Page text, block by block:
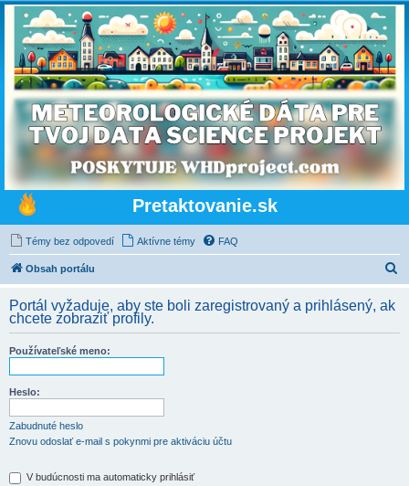
Pretaktovanie.sk
Témy bez odpovedí Aktívne témy FAQ
Obsah portálu
d
Portál vyžaduje, aby ste boli zaregistrovaný a prihlásený, ak
chcete zobraziť profily.
Používateľské meno:
Heslo:
Zabudnuté heslo
Znovu odoslať e-mail s pokynmi pre aktiváciu účtu
V budúcnosti ma automaticky prihlásiť